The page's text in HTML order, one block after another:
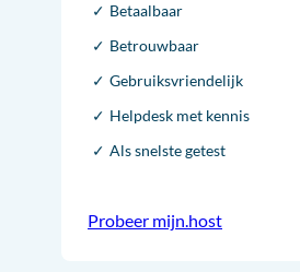
Betaalbaar
Betrouwbaar
Gebruiksvriendelijk
Helpdesk met kennis
Als snelste getest
Probeer mijn.host